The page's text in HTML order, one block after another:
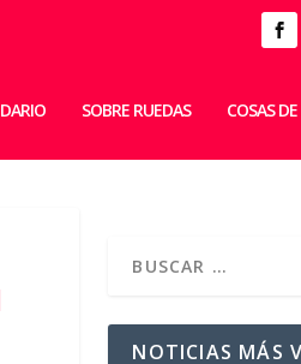
SOBRE RUEDAS COSAS
NOTICIAS MÁS